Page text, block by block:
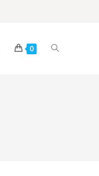
0 Toggle